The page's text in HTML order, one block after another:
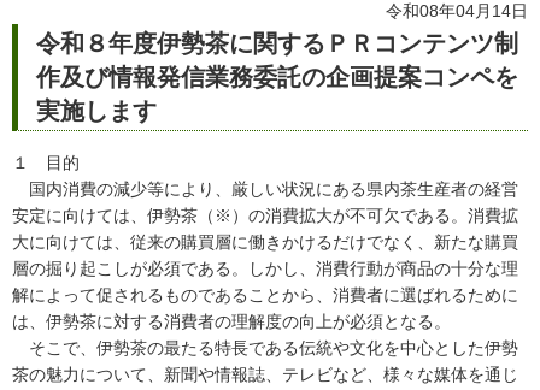
令和08年04月14日
令和８年度伊勢茶に関するＰＲコンテンツ制
作及び情報発信業務委託の企画提案コンペを
実施します
１ 目的
国内消費の減少等により、厳しい状況にある県内茶生産者の経営
安定に向けては、伊勢茶（※）の消費拡大が不可欠である。消費拡
大に向けては、従来の購買層に働きかけるだけでなく、新たな購買
層の掘り起こしが必須である。しかし、消費行動が商品の十分な理
解によって促されるものであることから、消費者に選ばれるために
は、伊勢茶に対する消費者の理解度の向上が必須となる。
そこで、伊勢茶の最たる特長である伝統や文化を中心とした伊勢
茶の魅力について、新聞や情報誌、テレビなど、様々な媒体を通じ